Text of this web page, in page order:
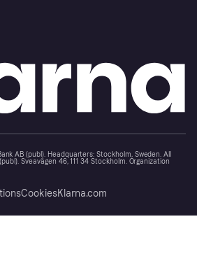
AB (publ). Headquarters: Stockholm, Sweden. All
Sveavägen 46, 111 34 Stockholm. Organization
CookiesKlarna.com